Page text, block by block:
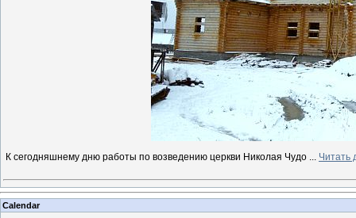
К сегодняшнему дню работы по возведению церкви Николая Чудо ... Читать
Calendar